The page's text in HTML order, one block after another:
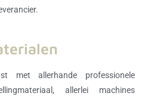
met allerhande professionele
allerlei machines